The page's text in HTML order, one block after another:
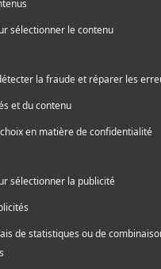
L’événement
est née dans Hochelaga-
Promenade Ontario le 31
spectacles de
Mackerel, FLONE, une
et Martine Frossard.
Lapointe et l’artiste